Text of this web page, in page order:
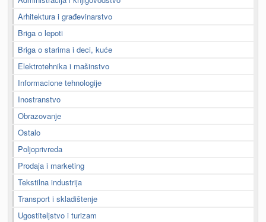
Arhitektura i građevinarstvo
Briga o lepoti
Briga o starima i deci, kuće
Elektrotehnika i mašinstvo
Informacione tehnologije
Inostranstvo
Obrazovanje
Ostalo
Poljoprivreda
Prodaja i marketing
Tekstilna industrija
Transport i skladištenje
Ugostiteljstvo i turizam